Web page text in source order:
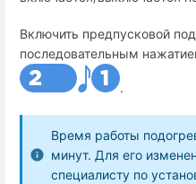
Включить предпусковой
последовательным
.
Время работы
минут. Для его
специалисту по